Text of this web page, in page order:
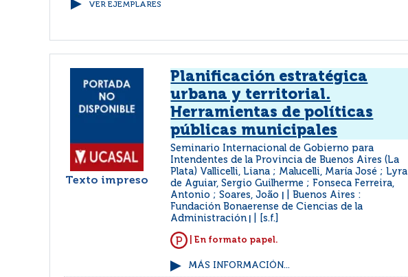
VER EJEMPLARES
Texto impreso
Planificación estratégica
urbana y territorial.
Herramientas de políticas
públicas municipales
Seminario Internacional de Gobierno para
Intendentes de la Provincia de Buenos Aires (La
Plata) Vallicelli, Liana ; Malucelli, María José ; Lyra
de Aguiar, Sergio Guilherme ; Fonseca Ferreira,
Antonio ; Soares, João
Buenos Aires :
Fundación Bonaerense de Ciencias de la
Administración
[s.f.]
| En formato papel.
MÁS INFORMACIÓN...